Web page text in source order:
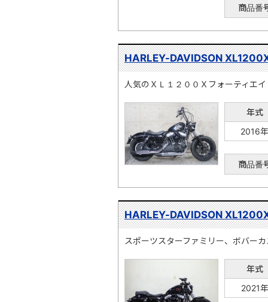
商品番
HARLEY-DAVIDSON
人気のＸＬ１２００Ｘフォーティエ
年式
2016年
商品番
HARLEY-DAVIDSON
スポーツスターファミリー、ボバー
年式
2021年